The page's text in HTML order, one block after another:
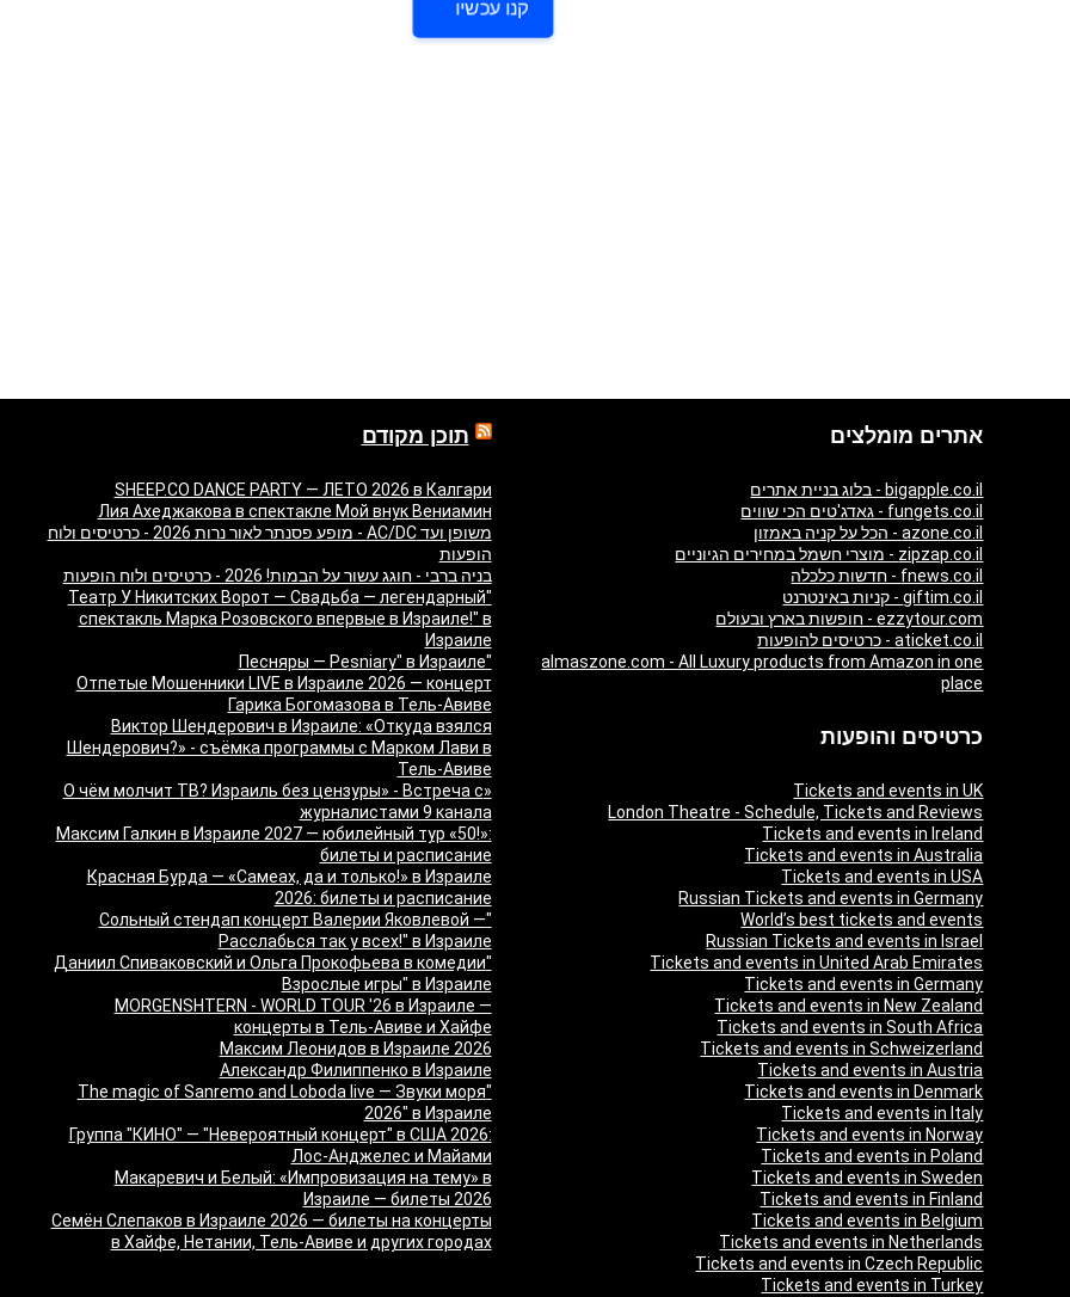
קנו עכשיו
אתרים מומלצים
bigapple.co.il - בלוג בניית אתרים
fungets.co.il - גאדג'טים הכי שווים
azone.co.il - הכל על קניה באמזון
zipzap.co.il - מוצרי חשמל במחירים הגיוניים
fnews.co.il - חדשות כלכלה
giftim.co.il - קניות באינטרנט
ezzytour.com - חופשות בארץ ובעולם
aticket.co.il - כרטיסים להופעות
almaszone.com - All Luxury products from Amazon in one
place
כרטיסים והופעות
Tickets and events in UK
London Theatre - Schedule, Tickets and Reviews
Tickets and events in Ireland
Tickets and events in Australia
Tickets and events in USA
Russian Tickets and events in Germany
World’s best tickets and events
Russian Tickets and events in Israel
Tickets and events in United Arab Emirates
Tickets and events in Germany
Tickets and events in New Zealand
Tickets and events in South Africa
Tickets and events in Schweizerland
Tickets and events in Austria
Tickets and events in Denmark
Tickets and events in Italy
Tickets and events in Norway
Tickets and events in Poland
Tickets and events in Sweden
Tickets and events in Finland
Tickets and events in Belgium
Tickets and events in Netherlands
Tickets and events in Czech Republic
Tickets and events in Turkey
תוכן מקודם
SHEEP.CO DANCE PARTY — ЛЕТО 2026 в Калгари
Лия Ахеджакова в спектакле Мой внук Вениамин
משופן ועד AC/DC - מופע פסנתר לאור נרות 2026 - כרטיסים ולוח
הופעות
בניה ברבי - חוגג עשור על הבמות! 2026 - כרטיסים ולוח הופעות
"Театр У Никитских Ворот — Свадьба — легендарный
спектакль Марка Розовского впервые в Израиле!" в
Израиле
"Песняры — Pesniary" в Израиле
Отпетые Мошенники LIVE в Израиле 2026 — концерт
Гарика Богомазова в Тель-Авиве
Виктор Шендерович в Израиле: «Откуда взялся
Шендерович?» - съёмка программы с Марком Лави в
Тель-Авиве
«О чём молчит ТВ? Израиль без цензуры» - Встреча с
журналистами 9 канала
Максим Галкин в Израиле 2027 — юбилейный тур «50!»:
билеты и расписание
Красная Бурда — «Самеах, да и только!» в Израиле
2026: билеты и расписание
"Сольный стендап концерт Валерии Яковлевой —
Расслабься так у всех!" в Израиле
"Даниил Спиваковский и Ольга Прокофьева в комедии
Взрослые игры" в Израиле
MORGENSHTERN - WORLD TOUR '26 в Израиле —
концерты в Тель-Авиве и Хайфе
Максим Леонидов в Израиле 2026
Александр Филиппенко в Израиле
"The magic of Sanremo and Loboda live — Звуки моря
2026" в Израиле
Группа "КИНО" — "Невероятный концерт" в США 2026:
Лос-Анджелес и Майами
Макаревич и Белый: «Импровизация на тему» в
Израиле — билеты 2026
Семён Слепаков в Израиле 2026 — билеты на концерты
в Хайфе, Нетании, Тель-Авиве и других городах